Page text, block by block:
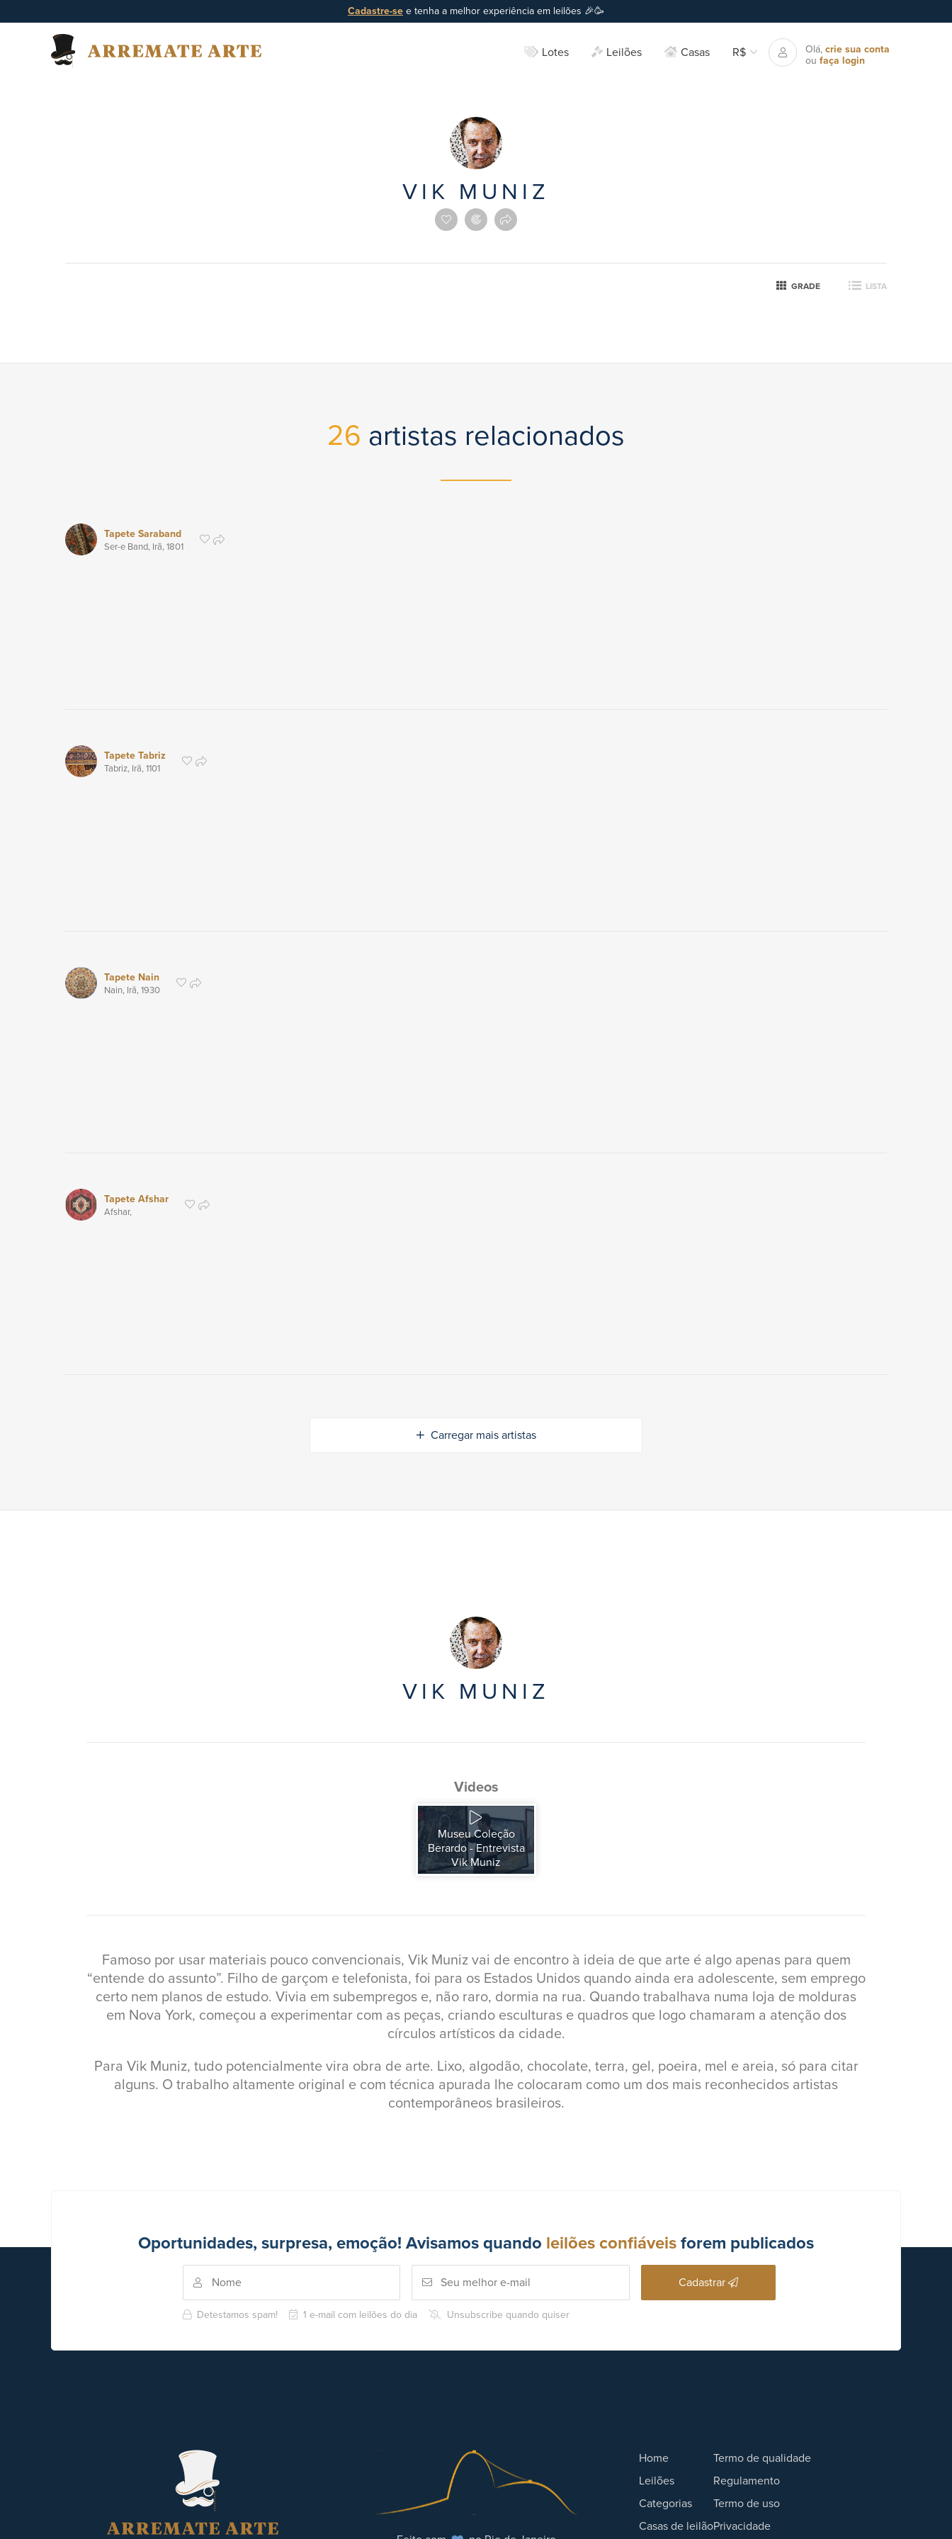
Cadastre-se e tenha a melhor experiência em leilões 🎉🥳
Lotes Leilões Casas R$ Olá, crie sua conta
ou faça login
VIK MUNIZ
GRADE LISTA
26 artistas relacionados
Tapete Saraband
Ser-e Band, Irã,1801
Tapete Tabriz
Tabriz, Irã,1101
Tapete Nain
Nain, Irã,1930
Tapete Afshar
Afshar,
Carregar mais artistas
VIK MUNIZ
Videos
Museu Coleção
Berardo - Entrevista
Vik Muniz
Famoso por usar materiais pouco convencionais, Vik Muniz vai de encontro à ideia de que arte é algo apenas para quem
“entende do assunto”. Filho de garçom e telefonista, foi para os Estados Unidos quando ainda era adolescente, sem emprego
certo nem planos de estudo. Vivia em subempregos e, não raro, dormia na rua. Quando trabalhava numa loja de molduras
em Nova York, começou a experimentar com as peças, criando esculturas e quadros que logo chamaram a atenção dos
círculos artísticos da cidade.
Para Vik Muniz, tudo potencialmente vira obra de arte. Lixo, algodão, chocolate, terra, gel, poeira, mel e areia, só para citar
alguns. O trabalho altamente original e com técnica apurada lhe colocaram como um dos mais reconhecidos artistas
contemporâneos brasileiros.
Oportunidades, surpresa, emoção! Avisamos quando leilões confiáveis forem publicados
Cadastrar
Detestamos spam! 1 e-mail com leilões do dia Unsubscribe quando quiser
Home
Leilões
Categorias
Casas de leilão
Termo de qualidade
Regulamento
Termo de uso
Privacidade